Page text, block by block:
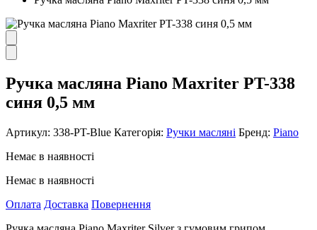
Ручка масляна Piano Maxriter PT-338
синя 0,5 мм
Артикул: 338-PT-Blue Категорія: Ручки масляні Бренд: Piano
Немає в наявності
Немає в наявності
Оплата Доставка Повернення